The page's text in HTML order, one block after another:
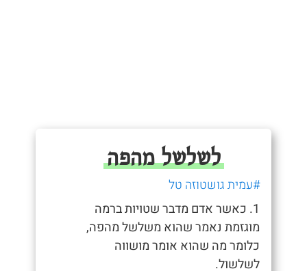
לשלשל מהפה
#עמית גושטוזה טל
1. כאשר אדם מדבר שטויות ברמה
מוגזמת נאמר שהוא משלשל מהפה,
כלומר מה שהוא אומר מושווה
לשלשול.